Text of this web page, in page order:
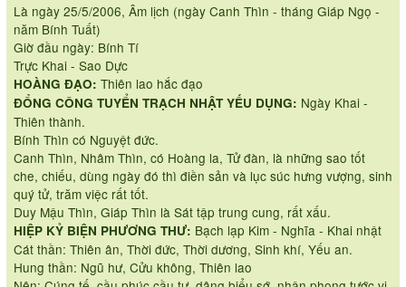
Là ngày 25/5/2006, Âm lịch (ngày Canh Thìn - tháng Giáp Ngọ -
năm Bính Tuất)
Giờ đầu ngày: Bính Tí
Trực Khai - Sao Dực
HOÀNG ĐẠO: Thiên lao hắc đạo
ĐỔNG CÔNG TUYỂN TRẠCH NHẬT YẾU DỤNG: Ngày Khai -
Thiên thành.
Bính Thìn có Nguyệt đức.
Canh Thìn, Nhâm Thìn, có Hoàng la, Tử đàn, là những sao tốt
che, chiếu, dùng ngày đó thì điền sản và lục súc hưng vượng, sinh
quý tử, trăm việc rất tốt.
Duy Mậu Thìn, Giáp Thìn là Sát tập trung cung, rất xấu.
HIỆP KỶ BIỆN PHƯƠNG THƯ: Bạch lạp Kim - Nghĩa - Khai nhật
Cát thần: Thiên ân, Thời đức, Thời dương, Sinh khí, Yếu an.
Hung thần: Ngũ hư, Cửu không, Thiên lao